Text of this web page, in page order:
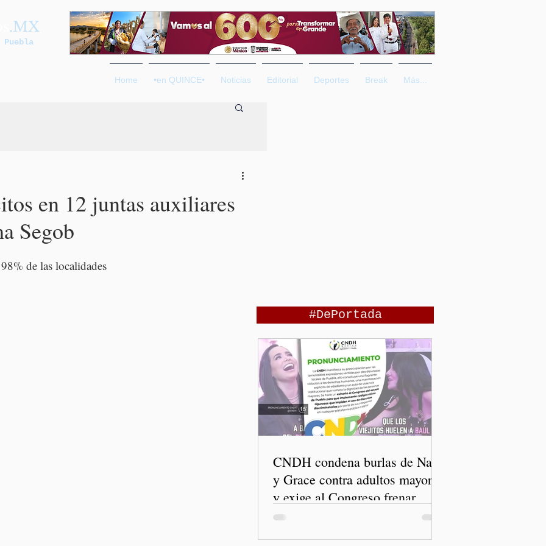
.MX
Home •en QUINCE• Noticias Editorial Deportes Break Más...
en 12 juntas auxiliares
Segob
de las localidades
#DePortada
CNDH condena burlas de Nay
y Grace contra adultos mayores
y exige al Congreso frenar
discursos discriminatorios